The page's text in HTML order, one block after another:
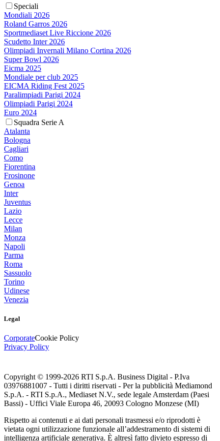
Speciali
Mondiali 2026
Roland Garros 2026
Sportmediaset Live Riccione 2026
Scudetto Inter 2026
Olimpiadi Invernali Milano Cortina 2026
Super Bowl 2026
Eicma 2025
Mondiale per club 2025
EICMA Riding Fest 2025
Paralimpiadi Parigi 2024
Olimpiadi Parigi 2024
Euro 2024
Squadra Serie A
Atalanta
Bologna
Cagliari
Como
Fiorentina
Frosinone
Genoa
Inter
Juventus
Lazio
Lecce
Milan
Monza
Napoli
Parma
Roma
Sassuolo
Torino
Udinese
Venezia
Legal
CorporateCookie Policy
Privacy Policy
Copyright © 1999-2026 RTI S.p.A. Business Digital - P.Iva
03976881007 - Tutti i diritti riservati - Per la pubblicità Mediamond
S.p.A. - RTI S.p.A., Mediaset N.V., sede legale Amsterdam (Paesi
Bassi) - Uffici Viale Europa 46, 20093 Cologno Monzese (MI)
Rispetto ai contenuti e ai dati personali trasmessi e/o riprodotti è
vietata ogni utilizzazione funzionale all’addestramento di sistemi di
intelligenza artificiale generativa. È altresì fatto divieto espresso di